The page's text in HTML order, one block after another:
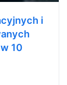
i
10